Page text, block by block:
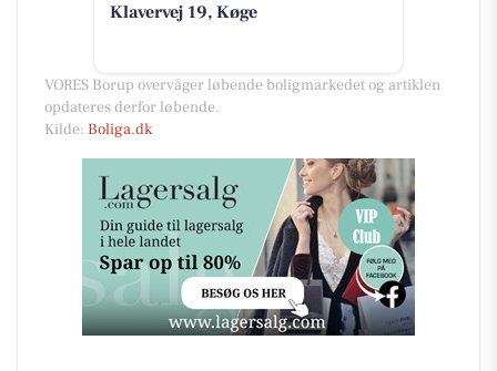
Klavervej 19, Køge
VORES Borup overvåger løbende boligmarkedet og artiklen
opdateres derfor løbende.
Kilde: Boliga.dk